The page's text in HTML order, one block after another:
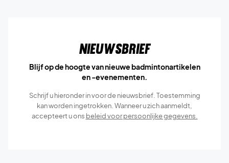
Nieuwsbrief
Blijf op de hoogte van nieuwe badmintonartikelen
en -evenementen.
Schrijf u hieronder in voor de nieuwsbrief. Toestemming
kan worden ingetrokken. Wanneer u zich aanmeldt,
accepteert u ons beleid voor persoonlijke gegevens.